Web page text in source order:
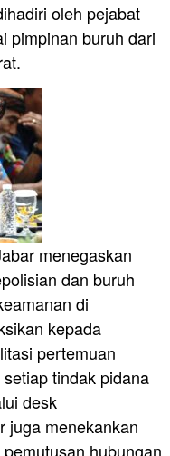
oleh pejabat
pimpinan buruh dari
menegaskan
dan buruh
di
kepada
pertemuan
tindak pidana
desk
juga menekankan
hubungan